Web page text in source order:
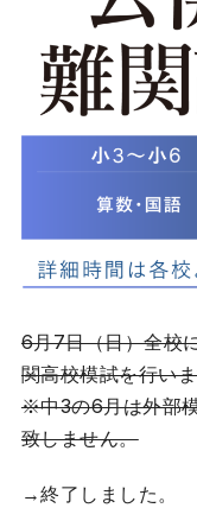
資料ダウンロ
駿台・浜学園とは
合格の秘訣
学年別
実績
教室案内
6月7日（日）全校
関高校模試を行い
※中3の6月は外部
致しません。
→終了しました。